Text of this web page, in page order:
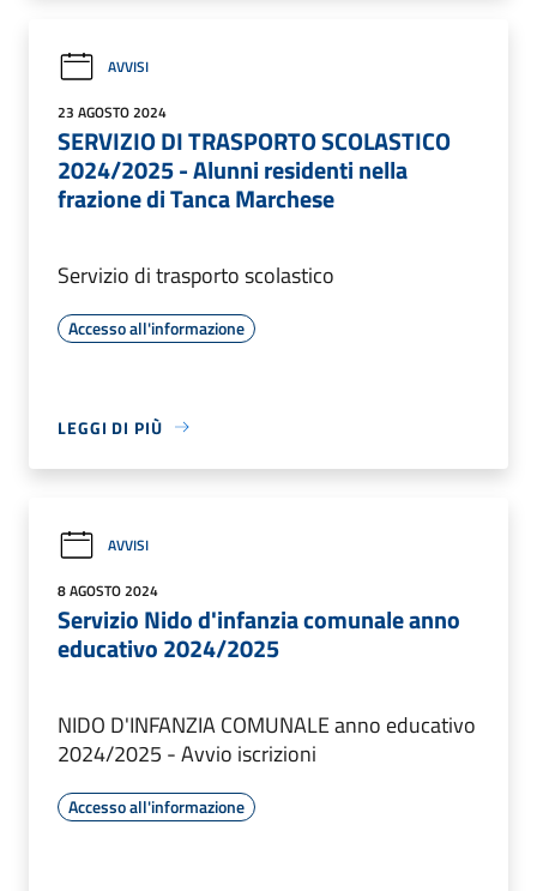
AVVISI
23 AGOSTO 2024
SERVIZIO DI TRASPORTO SCOLASTICO
2024/2025 - Alunni residenti nella
frazione di Tanca Marchese
Servizio di trasporto scolastico
Accesso all'informazione
LEGGI DI PIÙ
AVVISI
8 AGOSTO 2024
Servizio Nido d'infanzia comunale anno
educativo 2024/2025
NIDO D'INFANZIA COMUNALE anno educativo
2024/2025 - Avvio iscrizioni
Accesso all'informazione